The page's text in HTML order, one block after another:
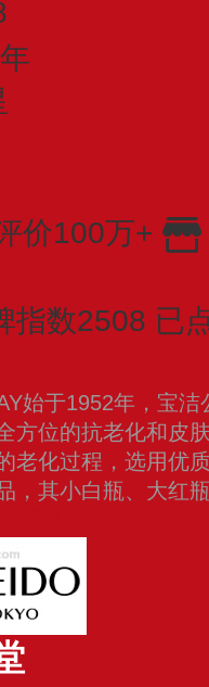
价100万+
指数2508 已
始于1952年，宝
方位的抗老化和皮
老化过程，选用优
，其小白瓶、大红